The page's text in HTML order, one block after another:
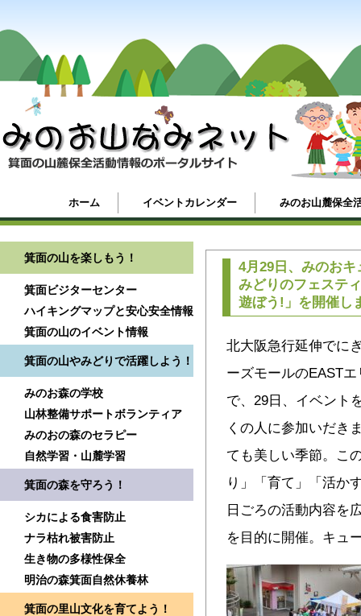
ホーム イベントカレンダー みのお山麓保全
箕面の山を楽しもう！
箕面ビジターセンター
ハイキングマップと安心安全情報
箕面の山のイベント情報
箕面の山やみどりで活躍しよう！
みのお森の学校
山林整備サポートボランティア
みのおの森のセラピー
自然学習・山麓学習
箕面の森を守ろう！
シカによる食害防止
ナラ枯れ被害防止
生き物の多様性保全
明治の森箕面自然休養林
箕面の里山文化を育てよう！
4月29日、みのお
みどりのフェステ
遊ぼう!」を開催し
北大阪急行延伸でに
ーズモールのEAST
で、29日、イベント
くの人に参加いだき
ても美しい季節。こ
り」「育て」「活か
日ごろの活動内容を
を目的に開催。キュ